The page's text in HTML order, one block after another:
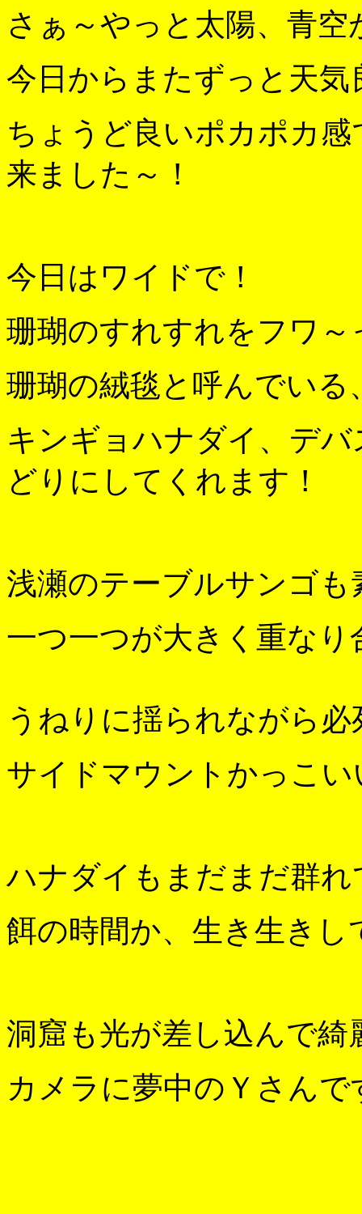
さぁ～やっと太陽、青
今日からまたずっと天
ちょうど良いポカポカ
来ました～！
今日はワイドで！
珊瑚のすれすれをフワ～
珊瑚の絨毯と呼んでい
キンギョハナダイ、デ
どりにしてくれます！
浅瀬のテーブルサンゴ
一つ一つが大きく重なり
うねりに揺られながら
サイドマウントかっこ
ハナダイもまだまだ群れ
餌の時間か、生き生きし
洞窟も光が差し込んで綺
カメラに夢中のＹさんで